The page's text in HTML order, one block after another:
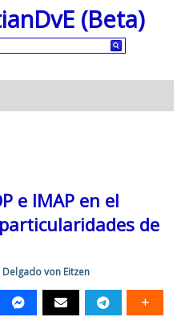
(Beta)
e IMAP en el
de
Delgado von Eitzen